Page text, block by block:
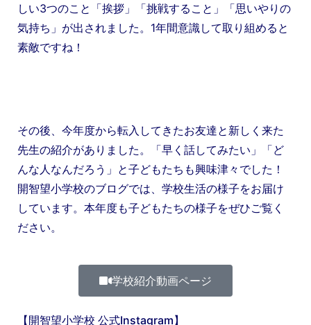
しい3つのこと「挨拶」「挑戦すること」「思いやりの
気持ち」が出されました。1年間意識して取り組めると
素敵ですね！
その後、今年度から転入してきたお友達と新しく来た
先生の紹介がありました。「早く話してみたい」「ど
んな人なんだろう」と子どもたちも興味津々でした！
開智望小学校のブログでは、学校生活の様子をお届け
しています。本年度も子どもたちの様子をぜひご覧く
ださい。
学校紹介動画ページ
【開智望小学校 公式Instagram】